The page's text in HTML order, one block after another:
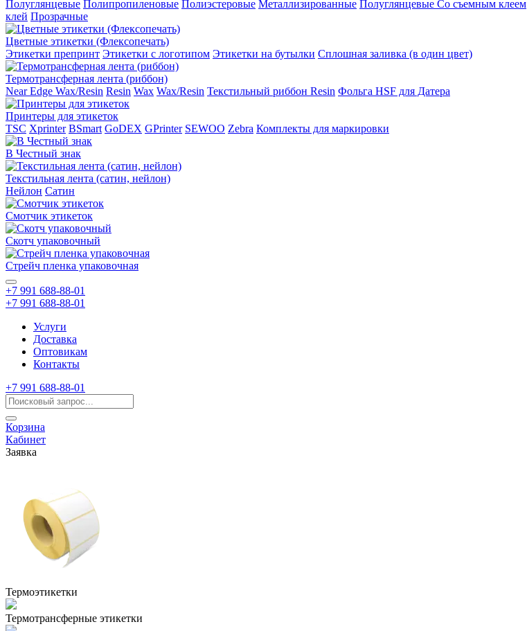
Полуглянцевые Полипропиленовые Полиэстеровые Металлизированные Полуглянцевые Со съемным клеем
клей Прозрачные
Цветные этикетки (Флексопечать)
Этикетки препринт Этикетки с логотипом Этикетки на бутылки Сплошная заливка (в один цвет)
Термотрансферная лента (риббон)
Near Edge Wax/Resin Resin Wax Wax/Resin Текстильный риббон Resin Фольга HSF для Датера
Принтеры для этикеток
TSC Xprinter BSmart GoDEX GPrinter SEWOO Zebra Комплекты для маркировки
В Честный знак
Текстильная лента (сатин, нейлон)
Нейлон Сатин
Смотчик этикеток
Скотч упаковочный
Стрейч пленка упаковочная
+7 991 688-88-01
+7 991 688-88-01
Услуги
Доставка
Оптовикам
Контакты
+7 991 688-88-01
Корзина
Кабинет
Заявка
Термоэтикетки
Термотрансферные этикетки